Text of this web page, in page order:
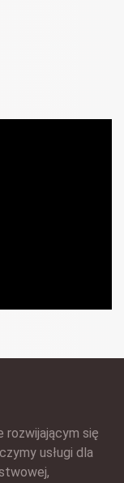
rozwijającym się
usługi dla